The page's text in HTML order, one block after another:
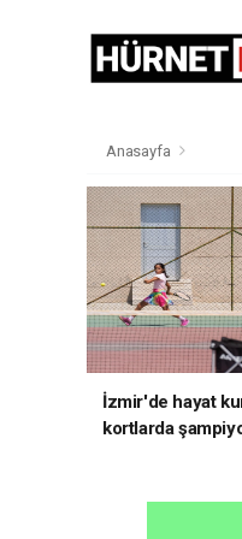
Anasayfa
İzmir'de hayat
kortlarda